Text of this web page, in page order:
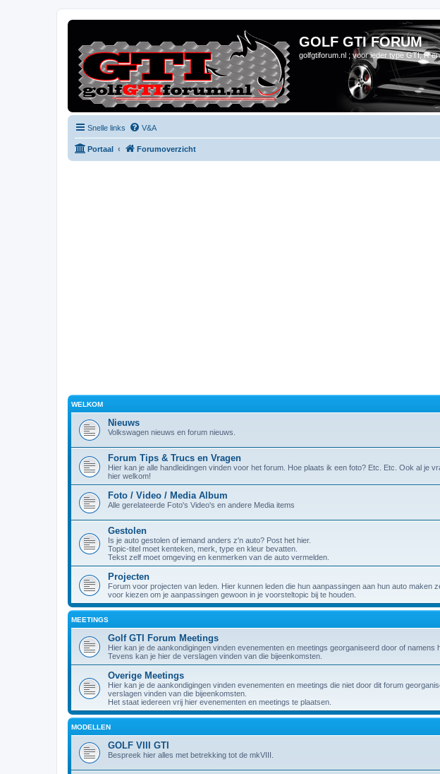
GOLF GTI FORUM
golfgtiforum.nl ; voor ieder type GTI, R
Snelle links V&A
Portaal Forumoverzicht
WELKOM
Nieuws
Volkswagen nieuws en forum nieuws.
Forum Tips & Trucs en Vragen
Hier kan je alle handleidingen vinden voor het forum. Hoe plaats ik een foto? Etc. Etc. Ook al je
hier welkom!
Foto / Video / Media Album
Alle gerelateerde Foto's Video's en andere Media items
Gestolen
Is je auto gestolen of iemand anders z'n auto? Post het hier.
Topic-titel moet kenteken, merk, type en kleur bevatten.
Tekst zelf moet omgeving en kenmerken van de auto vermelden.
Projecten
Forum voor projecten van leden. Hier kunnen leden die hun aanpassingen aan hun auto maken
voor kiezen om je aanpassingen gewoon in je voorsteltopic bij te houden.
MEETINGS
Golf GTI Forum Meetings
Hier kan je de aankondigingen vinden evenementen en meetings georganiseerd door of namens
Tevens kan je hier de verslagen vinden van die bijeenkomsten.
Overige Meetings
Hier kan je de aankondigingen vinden evenementen en meetings die niet door dit forum
verslagen vinden van die bijeenkomsten.
Het staat iedereen vrij hier evenementen en meetings te plaatsen.
MODELLEN
GOLF VIII GTI
Bespreek hier alles met betrekking tot de mkVIII.